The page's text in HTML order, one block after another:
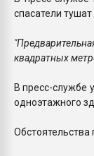
спасатели
квадратных
В пресс-службе
одноэтажного